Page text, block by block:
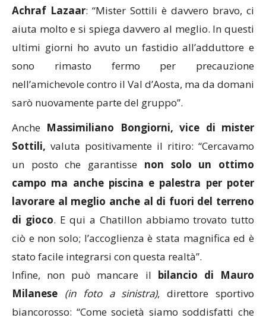
Achraf Lazaar: “Mister Sottili è davvero bravo, ci
aiuta molto e si spiega davvero al meglio. In questi
ultimi giorni ho avuto un fastidio all’adduttore e
sono rimasto fermo per precauzione
nell’amichevole contro il Val d’Aosta, ma da domani
sarò nuovamente parte del gruppo”.
Anche Massimiliano Bongiorni, vice di mister
Sottili, valuta positivamente il ritiro: “Cercavamo
un posto che garantisse non solo un ottimo
campo ma anche piscina e palestra per poter
lavorare al meglio anche al di fuori del terreno
di gioco. E qui a Chatillon abbiamo trovato tutto
ciò e non solo; l’accoglienza è stata magnifica ed è
stato facile integrarsi con questa realtà”.
Infine, non può mancare il bilancio di Mauro
Milanese (in foto a sinistra), direttore sportivo
biancorosso: “Come società siamo soddisfatti che